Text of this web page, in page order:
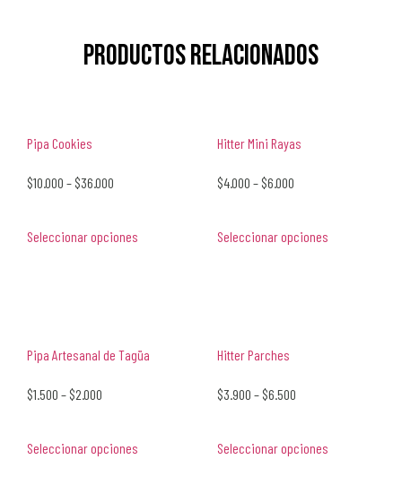
Productos relacionados
Pipa Cookies
$10.000 – $36.000
Seleccionar opciones
Hitter Mini Rayas
$4.000 – $6.000
Seleccionar opciones
Pipa Artesanal de Tagüa
$1.500 – $2.000
Seleccionar opciones
Hitter Parches
$3.900 – $6.500
Seleccionar opciones